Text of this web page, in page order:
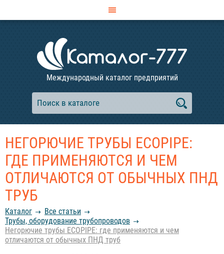
Международный каталог предприятий
НЕГОРЮЧИЕ ТРУБЫ ECOPIPE:
ГДЕ ПРИМЕНЯЮТСЯ И ЧЕМ
ОТЛИЧАЮТСЯ ОТ ОБЫЧНЫХ ПНД
ТРУБ
Каталог
Все статьи
Трубы, оборудование трубопроводов
Негорючие трубы ECOPIPE: где применяются и чем
отличаются от обычных ПНД труб